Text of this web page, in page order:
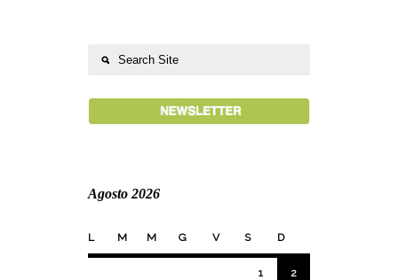
Agosto 2026
L M M G V S D
1 2